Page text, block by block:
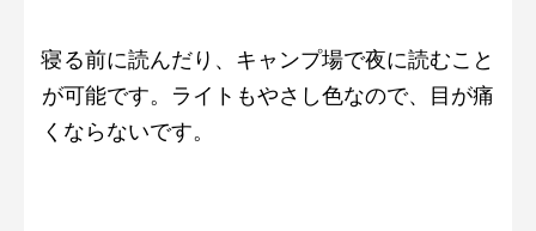
寝る前に読んだり、キャンプ場で夜に読むこと
が可能です。ライトもやさし色なので、目が痛
くならないです。